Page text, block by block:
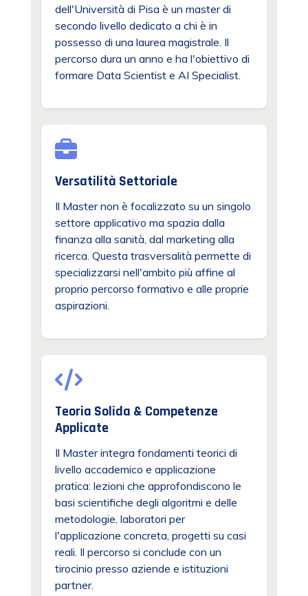
dell'Università di Pisa è un master di
secondo livello dedicato a chi è in
possesso di una laurea magistrale. Il
percorso dura un anno e ha l'obiettivo di
formare Data Scientist e AI Specialist.
Versatilità Settoriale
Il Master non è focalizzato su un singolo
settore applicativo ma spazia dalla
finanza alla sanità, dal marketing alla
ricerca. Questa trasversalità permette di
specializzarsi nell'ambito più affine al
proprio percorso formativo e alle proprie
aspirazioni.
Teoria Solida & Competenze
Applicate
Il Master integra fondamenti teorici di
livello accademico e applicazione
pratica: lezioni che approfondiscono le
basi scientifiche degli algoritmi e delle
metodologie, laboratori per
l'applicazione concreta, progetti su casi
reali. Il percorso si conclude con un
tirocinio presso aziende e istituzioni
partner.